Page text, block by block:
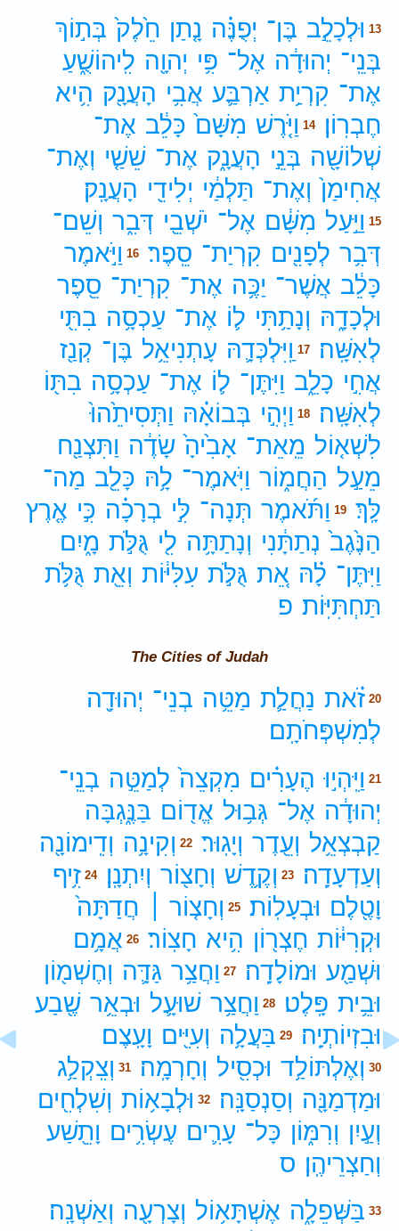
13 וּלְכָלֵ֣ב בֶּן־ יְפֻנֶּ֗ה נָ֤תַן חֵ֙לֶק֙ בְּת֣וֹךְ
בְּנֵֽי־ יְהוּדָ֔ה אֶל־ פִּ֥י יְהוָ֖ה לִֽיהוֹשֻׁ֑עַ
אֶת־ קִרְיַ֥ת אַרְבַּ֛ע אֲבִ֥י הָעֲנָ֖ק הִ֥יא
חֶבְרֽוֹן׃
14 וַיֹּ֤רֶשׁ מִשָּׁם֙ כָּלֵ֔ב אֶת־
שְׁלוֹשָׁ֖ה בְּנֵ֣י הָעֲנָ֑ק אֶת־ שֵׁשַׁ֤י וְאֶת־
אֲחִימַן֙ וְאֶת־ תַּלְמַ֔י יְלִידֵ֖י הָעֲנָֽק׃
15 וַיַּ֣עַל מִשָּׁ֔ם אֶל־ יֹשְׁבֵ֖י דְּבִ֑ר וְשֵׁם־
דְּבִ֥ר לְפָנִ֖ים קִרְיַת־ סֵֽפֶר׃ 16 וַיֹּ֣אמֶר
כָּלֵ֔ב אֲשֶׁר־ יַכֶּ֥ה אֶת־ קִרְיַת־ סֵ֖פֶר
וּלְכָדָ֑הּ וְנָתַ֥תִּי ל֛וֹ אֶת־ עַכְסָ֥ה בִתִּ֖י
לְאִשָּֽׁה׃
17 וַֽיִּלְכְּדָ֛הּ עָתְנִיאֵ֥ל בֶּן־ קְנַ֖ז
אֲחִ֣י כָלֵ֑ב וַיִּתֶּן־ ל֛וֹ אֶת־ עַכְסָ֥ה בִתּ֖וֹ
לְאִשָּֽׁה׃
18 וַיְהִ֣י בְּבוֹאָ֗הּ וַתְּסִיתֵ֙הוּ֙
לִשְׁא֤וֹל מֵֽאֵת־ אָבִ֙יהָ֙ שָׂדֶ֔ה וַתִּצְנַ֖ח
מֵעַ֣ל הַחֲמ֑וֹר וַיֹּֽאמֶר־ לָ֥הּ כָּלֵ֖ב מַה־
לָּֽךְ׃
19 וַתֹּ֜אמֶר תְּנָה־ לִּ֣י בְרָכָ֗ה כִּ֣י אֶ֤רֶץ
הַנֶּ֙גֶב֙ נְתַתָּ֔נִי וְנָתַתָּ֥ה לִ֖י גֻּלֹּ֣ת מָ֑יִם
וַיִּתֶּן־ לָ֗הּ אֵ֚ת גֻּלֹּ֣ת עִלִּיּ֔וֹת וְאֵ֖ת גֻּלֹּ֥ת
תַּחְתִּיּֽוֹת׃ פ
The Cities of Judah
20 זֹ֗את נַחֲלַ֛ת מַטֵּ֥ה בְנֵי־ יְהוּדָ֖ה
לְמִשְׁפְּחֹתָֽם׃
21 וַיִּֽהְי֣וּ הֶעָרִ֗ים מִקְצֵה֙ לְמַטֵּ֣ה בְנֵֽי־
יְהוּדָ֔ה אֶל־ גְּב֥וּל אֱד֖וֹם בַּנֶּ֑גְבָּה
קַבְצְאֵ֥ל וְעֵ֖דֶר וְיָגֽוּר׃ 22 וְקִינָ֥ה וְדִֽימוֹנָ֖ה
וְעַדְעָדָֽה׃
23 וְקֶ֥דֶשׁ וְחָצ֖וֹר וְיִתְנָֽן׃ 24 זִ֥יף
וָטֶ֖לֶם וּבְעָלֽוֹת׃ 25 וְחָצ֤וֹר ׀
חֲדַתָּה֙
וּקְרִיּ֔וֹת חֶצְר֖וֹן הִ֥יא חָצֽוֹר׃ 26 אֲמָ֥ם
וּשְׁמַ֖ע וּמוֹלָדָֽה׃ 27 וַחֲצַ֥ר גַּדָּ֛ה וְחֶשְׁמ֖וֹן
וּבֵ֥ית פָּֽלֶט׃ 28 וַחֲצַ֥ר שׁוּעָ֛ל וּבְאֵ֥ר שֶׁ֖בַע
וּבִזְיוֹתְיָֽה׃
29 בַּעֲלָ֥ה וְעִיִּ֖ים וָעָֽצֶם׃
30 וְאֶלְתּוֹלַ֥ד וּכְסִ֖יל וְחָרְמָֽה׃ 31 וְצִֽקְלַ֥ג
וּמַדְמַנָּ֖ה וְסַנְסַנָּֽה׃ 32 וּלְבָא֥וֹת וְשִׁלְחִ֖ים
וְעַ֣יִן וְרִמּ֑וֹן כָּל־ עָרִ֛ים עֶשְׂרִ֥ים וָתֵ֖שַׁע
וְחַצְרֵיהֶֽן׃ ס
33 בַּשְּׁפֵלָ֑ה אֶשְׁתָּא֥וֹל וְצָרְעָ֖ה וְאַשְׁנָֽה׃